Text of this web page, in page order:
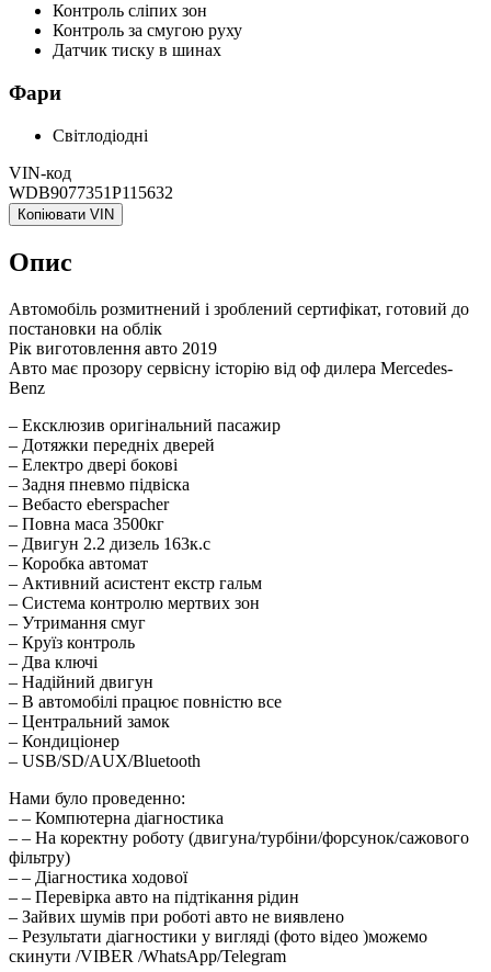
Контроль сліпих зон
Контроль за смугою руху
Датчик тиску в шинах
Фари
Світлодіодні
VIN-код
WDB9077351P115632
Копіювати VIN
Опис
Автомобіль розмитнений і зроблений сертифікат, готовий до
постановки на облік
Рік виготовлення авто 2019
Авто має прозору сервісну історію від оф дилера Mercedes-
Benz
– Ексклюзив оригінальний пасажир
– Дотяжки передніх дверей
– Електро двері бокові
– Задня пневмо підвіска
– Вебасто eberspacher
– Повна маса 3500кг
– Двигун 2.2 дизель 163к.с
– Коробка автомат
– Активний асистент екстр гальм
– Система контролю мертвих зон
– Утримання смуг
– Круїз контроль
– Два ключі
– Надійний двигун
– В автомобілі працює повністю все
– Центральний замок
– Кондиціонер
– USB/SD/AUX/Bluetooth
Нами було проведенно:
– – Компютерна діагностика
– – На коректну роботу (двигуна/турбіни/форсунок/сажового
фільтру)
– – Діагностика ходової
– – Перевірка авто на підтікання рідин
– Зайвих шумів при роботі авто не виявлено
– Результати діагностики у вигляді (фото відео )можемо
скинути /VIBER /WhatsApp/Telegram